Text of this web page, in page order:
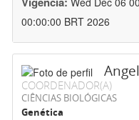
00:00:00 BRT 2026
COORDENADOR(A)
CIÊNCIAS BIOLÓGICAS
Genética